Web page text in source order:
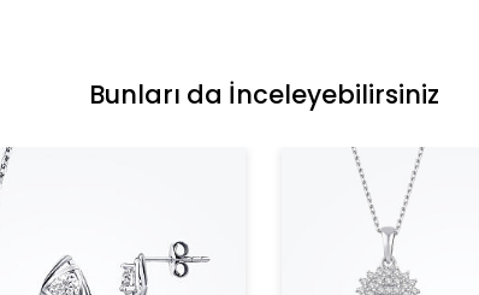
Bunları da İnceleyebilirsiniz